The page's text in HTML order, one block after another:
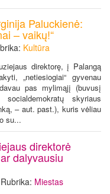
Paluckienė:
– vaikų!“
Kultūra
direktorę, į Palangą
„netiesiogiai“ gyvenau
pas mylimąjį (buvusį
skyriaus
– aut. past.), kuris vėliau
su...
direktorė
dalyvausiu
Miestas